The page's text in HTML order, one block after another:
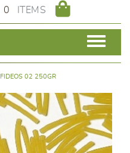
0 ITEMS
FIDEOS 02 250GR